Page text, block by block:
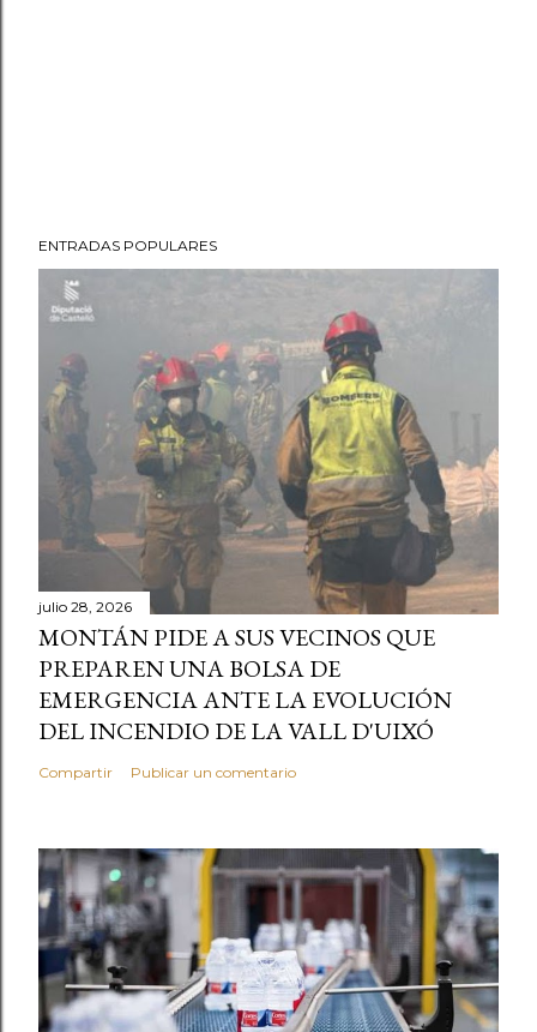
ENTRADAS POPULARES
julio 28, 2026
MONTÁN PIDE A SUS VECINOS QUE
PREPAREN UNA BOLSA DE
EMERGENCIA ANTE LA EVOLUCIÓN
DEL INCENDIO DE LA VALL D'UIXÓ
Compartir Publicar un comentario